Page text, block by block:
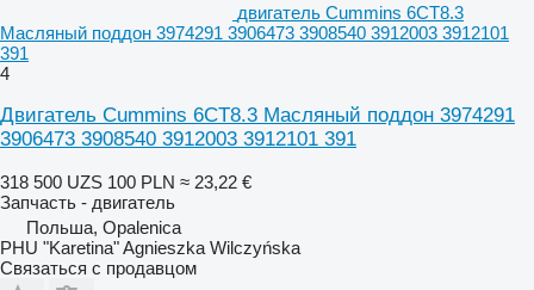
двигатель Cummins 6CT8.3
Масляный поддон 3974291 3906473 3908540 3912003 3912101
391
4
Двигатель Cummins 6CT8.3 Масляный поддон 3974291
3906473 3908540 3912003 3912101 391
318 500 UZS 100 PLN ≈ 23,22 €
Запчасть - двигатель
Польша, Opalenica
PHU "Karetina" Agnieszka Wilczyńska
Связаться с продавцом